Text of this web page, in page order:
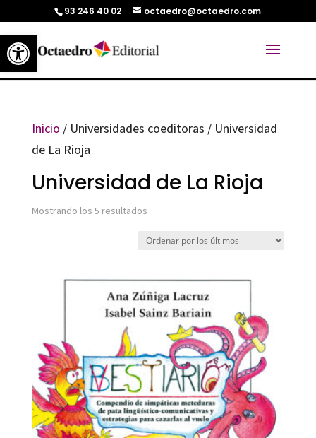
Abrir barra de herramientas
93 246 40 02 octaedro@octaedro.com
Inicio / Universidades coeditoras / Universidad
de La Rioja
Universidad de La Rioja
Mostrando los 5 resultadosOrdenado